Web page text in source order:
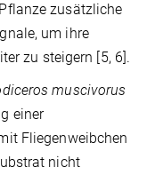
zusätzliche
um ihre
zu steigern [5, 6].
muscivorus
einer
Fliegenweibchen
nicht